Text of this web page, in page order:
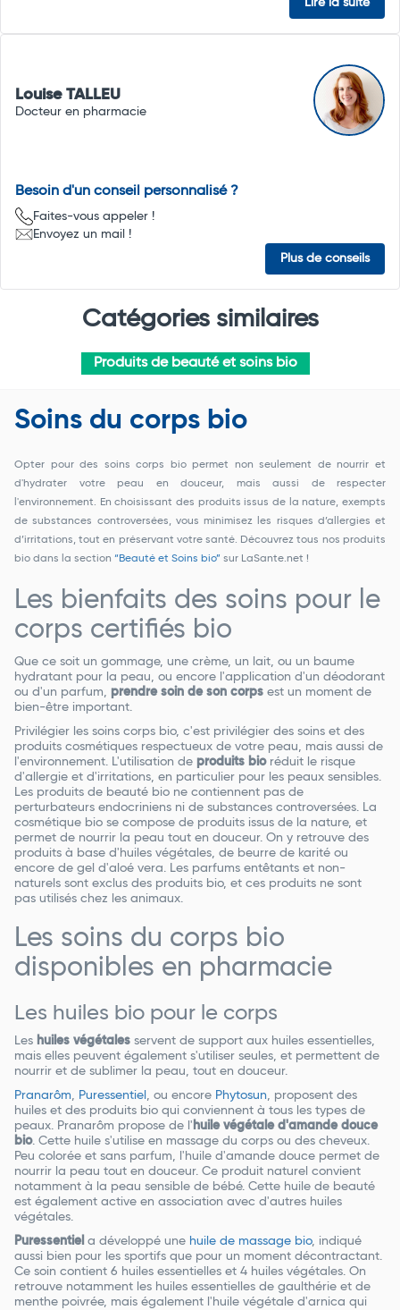
Lire la suite
Louise TALLEU
Docteur en pharmacie
Besoin d'un conseil personnalisé ?
Faites-vous appeler !
Envoyez un mail !
Plus de conseils
Catégories similaires
Produits de beauté et soins bio
Soins du corps bio
Opter pour des soins corps bio permet non seulement de nourrir et
d'hydrater votre peau en douceur, mais aussi de respecter
l'environnement. En choisissant des produits issus de la nature, exempts
de substances controversées, vous minimisez les risques d’allergies et
d’irritations, tout en préservant votre santé. Découvrez tous nos produits
bio dans la section “Beauté et Soins bio” sur LaSante.net !
Les bienfaits des soins pour le
corps certifiés bio
Que ce soit un gommage, une crème, un lait, ou un baume
hydratant pour la peau, ou encore l'application d'un déodorant
ou d'un parfum, prendre soin de son corps est un moment de
bien-être important.
Privilégier les soins corps bio, c'est privilégier des soins et des
produits cosmétiques respectueux de votre peau, mais aussi de
l'environnement. L'utilisation de produits bioréduit le risque
d'allergie et d'irritations, en particulier pour les peaux sensibles.
Les produits de beauté bio ne contiennent pas de
perturbateurs endocriniens ni de substances controversées. La
cosmétique bio se compose de produits issus de la nature, et
permet de nourrir la peau tout en douceur. On y retrouve des
produits à base d'huiles végétales, de beurre de karité ou
encore de gel d'aloé vera. Les parfums entêtants et non-
naturels sont exclus des produits bio, et ces produits ne sont
pas utilisés chez les animaux.
Les soins du corps bio
disponibles en pharmacie
Les huiles bio pour le corps
Les huiles végétales servent de support aux huiles essentielles,
mais elles peuvent également s'utiliser seules, et permettent de
nourrir et de sublimer la peau, tout en douceur.
Pranarôm, Puressentiel , ou encore Phytosun, proposent des
huiles et des produits bio qui conviennent à tous les types de
peaux. Pranarôm propose de l' huile végétale d'amande douce
bio. Cette huile s'utilise en massage du corps ou des cheveux.
Peu colorée et sans parfum, l'huile d'amande douce permet de
nourrir la peau tout en douceur. Ce produit naturel convient
notamment à la peau sensible de bébé. Cette huile de beauté
est également active en association avec d'autres huiles
végétales.
Puressentiel a développé une huile de massage bio, indiqué
aussi bien pour les sportifs que pour un moment décontractant.
Ce soin contient 6 huiles essentielles et 4 huiles végétales. On
retrouve notamment les huiles essentielles de gaulthérie et de
menthe poivrée, mais également l'huile végétale d'arnica qui